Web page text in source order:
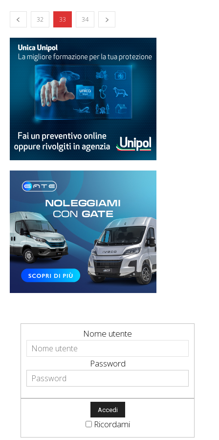
32 33 34
Nome utente
Password
Ricordami